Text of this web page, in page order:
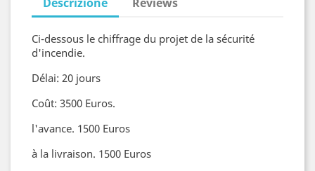
Ci-dessous le chiffrage du projet de la sécurité
d'incendie.
Délai: 20 jours
Coût: 3500 Euros.
l'avance. 1500 Euros
à la livraison. 1500 Euros